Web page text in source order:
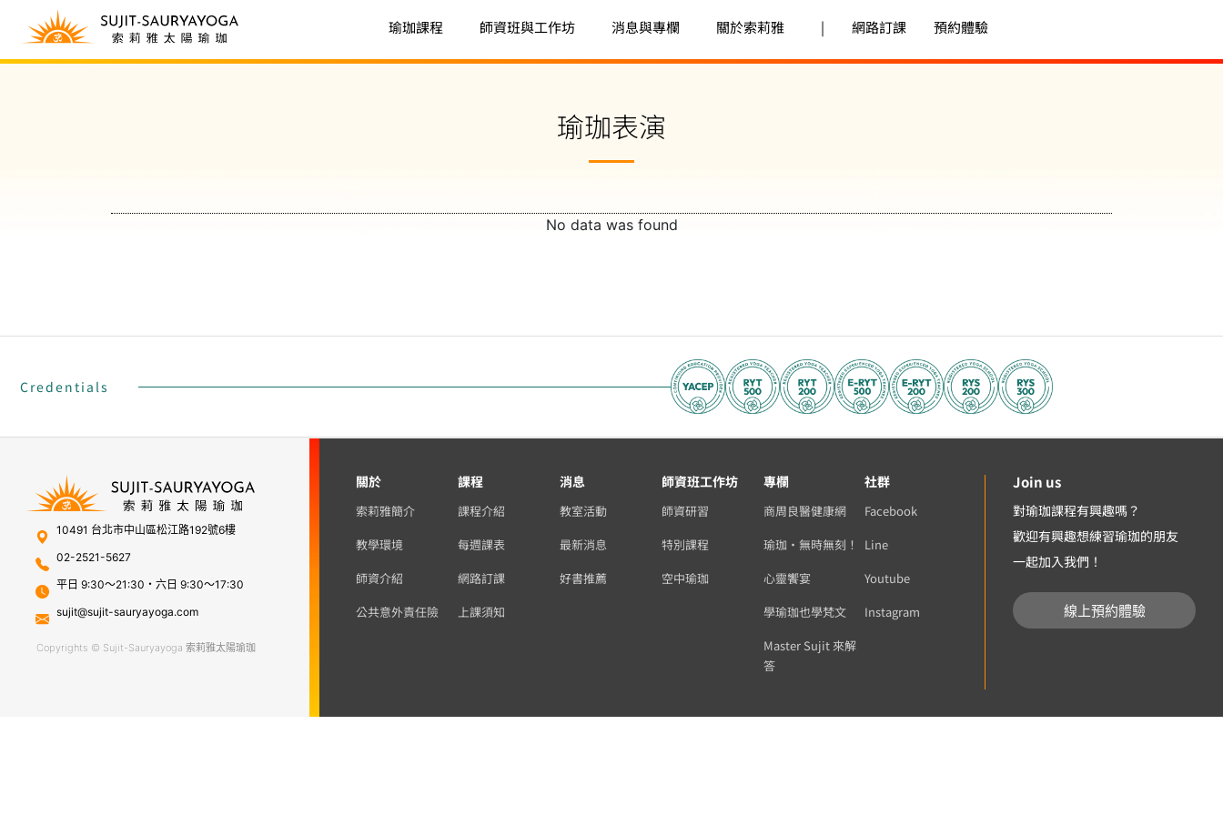
瑜珈課程 師資班與工作坊 消息與專欄 關於索莉雅 | 網路訂課 預約體驗
瑜珈表演
No data was found
Credentials
10491 台北市中山區松江路192號6樓
02-2521-5627
平日 9:30～21:30・六日 9:30～17:30
sujit@sujit-sauryayoga.com
Copyrights © Sujit-Sauryayoga 索莉雅太陽瑜珈
關於
索莉雅簡介
教學環境
師資介紹
公共意外責任險
課程
課程介紹
每週課表
網路訂課
上課須知
消息
教室活動
最新消息
好書推薦
師資班工作坊
師資研習
特別課程
空中瑜珈
專欄
商周良醫健康網
瑜珈・無時無刻！
心靈饗宴
學瑜珈也學梵文
Master Sujit 來解
答
社群
Facebook
Line
Youtube
Instagram
Join us
對瑜珈課程有興趣嗎？
歡迎有興趣想練習瑜珈的朋友
一起加入我們！
線上預約體驗